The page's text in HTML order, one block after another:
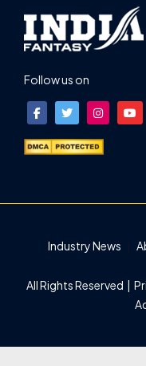
Follow us on
Industry News
All Rights Reserved |